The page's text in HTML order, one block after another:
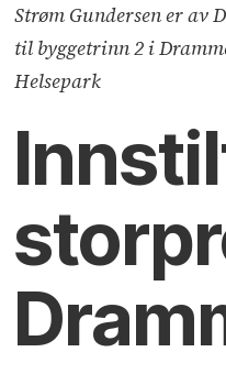
Strøm Gundersen er av
til byggetrinn 2 i
Helsepark